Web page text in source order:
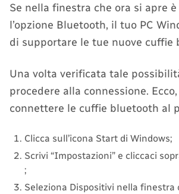
Se nella finestra che ora si apre
l’opzione Bluetooth, il tuo PC
di supportare le tue nuove cuffie
Una volta verificata tale
procedere alla connessione.
connettere le cuffie bluetooth al
Clicca sull’icona Start di Windows;
Scrivi “Impostazioni” e cliccaci
;
Seleziona Dispositivi nella finestra